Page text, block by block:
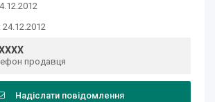
24.12.2012
продавця
Надіслати повідомлення